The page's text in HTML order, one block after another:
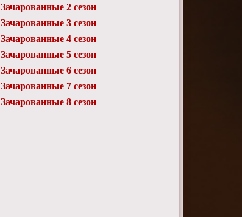
Зачарованные 2 сезон
Зачарованные 3 сезон
Зачарованные 4 сезон
Зачарованные 5 сезон
Зачарованные 6 сезон
Зачарованные 7 сезон
Зачарованные 8 сезон